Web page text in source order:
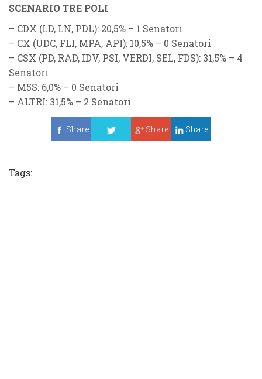
SCENARIO TRE POLI
– CDX (LD, LN, PDL): 20,5% – 1 Senatori
– CX (UDC, FLI, MPA, API): 10,5% – 0 Senatori
– CSX (PD, RAD, IDV, PSI, VERDI, SEL, FDS): 31,5% – 4
Senatori
– M5S: 6,0% – 0 Senatori
– ALTRI: 31,5% – 2 Senatori
Share
Share Share
Tags: